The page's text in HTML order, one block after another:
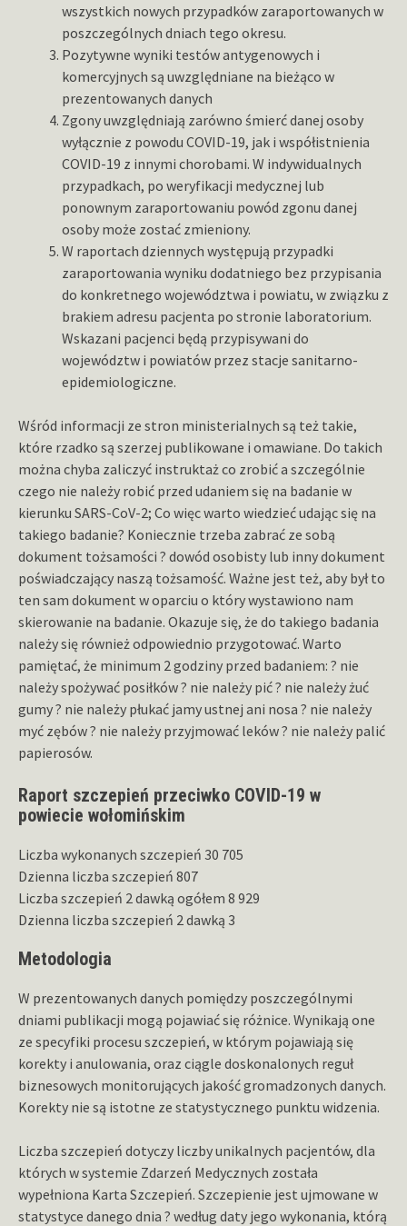
wszystkich nowych przypadków zaraportowanych w
poszczególnych dniach tego okresu.
Pozytywne wyniki testów antygenowych i
komercyjnych są uwzględniane na bieżąco w
prezentowanych danych
Zgony uwzględniają zarówno śmierć danej osoby
wyłącznie z powodu COVID-19, jak i współistnienia
COVID-19 z innymi chorobami. W indywidualnych
przypadkach, po weryfikacji medycznej lub
ponownym zaraportowaniu powód zgonu danej
osoby może zostać zmieniony.
W raportach dziennych występują przypadki
zaraportowania wyniku dodatniego bez przypisania
do konkretnego województwa i powiatu, w związku z
brakiem adresu pacjenta po stronie laboratorium.
Wskazani pacjenci będą przypisywani do
województw i powiatów przez stacje sanitarno-
epidemiologiczne.
Wśród informacji ze stron ministerialnych są też takie,
które rzadko są szerzej publikowane i omawiane. Do takich
można chyba zaliczyć instruktaż co zrobić a szczególnie
czego nie należy robić przed udaniem się na badanie w
kierunku SARS-CoV-2; Co więc warto wiedzieć udając się na
takiego badanie? Koniecznie trzeba zabrać ze sobą
dokument tożsamości ? dowód osobisty lub inny dokument
poświadczający naszą tożsamość. Ważne jest też, aby był to
ten sam dokument w oparciu o który wystawiono nam
skierowanie na badanie. Okazuje się, że do takiego badania
należy się również odpowiednio przygotować. Warto
pamiętać, że minimum 2 godziny przed badaniem: ? nie
należy spożywać posiłków ? nie należy pić ? nie należy żuć
gumy ? nie należy płukać jamy ustnej ani nosa ? nie należy
myć zębów ? nie należy przyjmować leków ? nie należy palić
papierosów.
Raport szczepień przeciwko COVID-19 w
powiecie wołomińskim
Liczba wykonanych szczepień 30 705
Dzienna liczba szczepień 807
Liczba szczepień 2 dawką ogółem 8 929
Dzienna liczba szczepień 2 dawką 3
Metodologia
W prezentowanych danych pomiędzy poszczególnymi
dniami publikacji mogą pojawiać się różnice. Wynikają one
ze specyfiki procesu szczepień, w którym pojawiają się
korekty i anulowania, oraz ciągle doskonalonych reguł
biznesowych monitorujących jakość gromadzonych danych.
Korekty nie są istotne ze statystycznego punktu widzenia.
Liczba szczepień dotyczy liczby unikalnych pacjentów, dla
których w systemie Zdarzeń Medycznych została
wypełniona Karta Szczepień. Szczepienie jest ujmowane w
statystyce danego dnia ? według daty jego wykonania, którą